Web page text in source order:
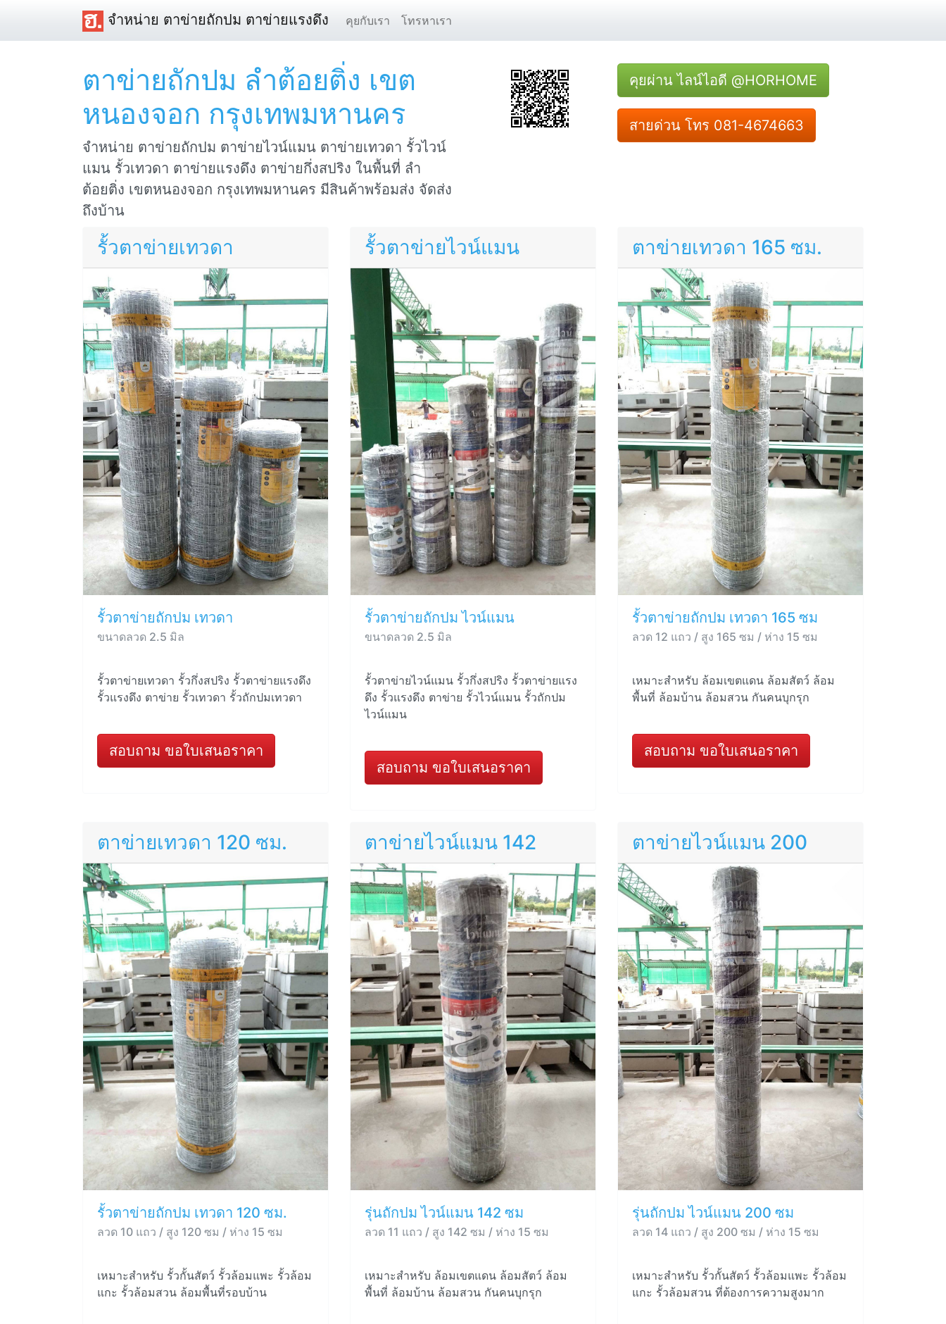
จำหน่าย ตาข่ายถักปม ตาข่ายแรงดึง คุยกับเรา โทรหาเรา
ตาข่ายถักปม ลำต้อยติ่ง เขต
หนองจอก กรุงเทพมหานคร
จำหน่าย ตาข่ายถักปม ตาข่ายไวน์แมน ตาข่ายเทวดา รั้วไวน์
แมน รั้วเทวดา ตาข่ายแรงดึง ตาข่ายกึ่งสปริง ในพื้นที่ ลำ
ต้อยติ่ง เขตหนองจอก กรุงเทพมหานคร มีสินค้าพร้อมส่ง จัดส่ง
ถึงบ้าน
คุยผ่าน ไลน์ไอดี @HORHOME
สายด่วน โทร 081-4674663
รั้วตาข่ายเทวดา
รั้วตาข่ายถักปม เทวดา
ขนาดลวด 2.5 มิล
รั้วตาข่ายเทวดา รั้วกึ่งสปริง รั้วตาข่ายแรงดึง
รั้วแรงดึง ตาข่าย รั้วเทวดา รั้วถักปมเทวดา
สอบถาม ขอใบเสนอราคา
รั้วตาข่ายไวน์แมน
รั้วตาข่ายถักปม ไวน์แมน
ขนาดลวด 2.5 มิล
รั้วตาข่ายไวน์แมน รั้วกึ่งสปริง รั้วตาข่ายแรง
ดึง รั้วแรงดึง ตาข่าย รั้วไวน์แมน รั้วถักปม
ไวน์แมน
สอบถาม ขอใบเสนอราคา
ตาข่ายเทวดา 165 ซม.
รั้วตาข่ายถักปม เทวดา 165 ซม
ลวด 12 แถว / สูง 165 ซม / ห่าง 15 ซม
เหมาะสำหรับ ล้อมเขตแดน ล้อมสัตว์ ล้อม
พื้นที่ ล้อมบ้าน ล้อมสวน กันคนบุกรุก
สอบถาม ขอใบเสนอราคา
ตาข่ายเทวดา 120 ซม.
รั้วตาข่ายถักปม เทวดา 120 ซม.
ลวด 10 แถว / สูง 120 ซม / ห่าง 15 ซม
เหมาะสำหรับ รั้วกั้นสัตว์ รั้วล้อมแพะ รั้วล้อม
แกะ รั้วล้อมสวน ล้อมพื้นที่รอบบ้าน
ตาข่ายไวน์แมน 142
รุ่นถักปม ไวน์แมน 142 ซม
ลวด 11 แถว / สูง 142 ซม / ห่าง 15 ซม
เหมาะสำหรับ ล้อมเขตแดน ล้อมสัตว์ ล้อม
พื้นที่ ล้อมบ้าน ล้อมสวน กันคนบุกรุก
ตาข่ายไวน์แมน 200
รุ่นถักปม ไวน์แมน 200 ซม
ลวด 14 แถว / สูง 200 ซม / ห่าง 15 ซม
เหมาะสำหรับ รั้วกั้นสัตว์ รั้วล้อมแพะ รั้วล้อม
แกะ รั้วล้อมสวน ที่ต้องการความสูงมาก